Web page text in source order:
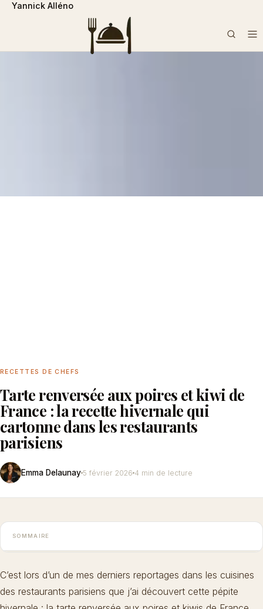
```php
Yannick Alléno
RECETTES DE CHEFS
Tarte renversée aux poires et kiwi de
France : la recette hivernale qui
cartonne dans les restaurants
parisiens
Emma Delaunay 5 février 2026 4 min de lecture
SOMMAIRE
C’est lors d’un de mes derniers reportages dans les cuisines
des restaurants parisiens que j’ai découvert cette pépite